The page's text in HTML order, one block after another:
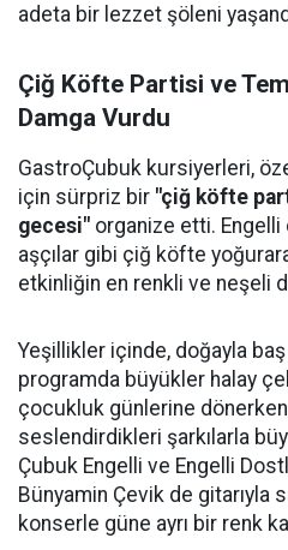
adeta bir lezzet şöleni
Çiğ Köfte Partisi ve
Damga Vurdu
GastroÇubuk kursiyerleri,
için sürpriz bir "çiğ köfte
gecesi" organize etti.
aşçılar gibi çiğ köfte
etkinliğin en renkli ve neşeli
Yeşillikler içinde, doğayla
programda büyükler halay
çocukluk günlerine
seslendirdikleri şarkılarla
Çubuk Engelli ve Engelli
Bünyamin Çevik de gitarıyla
konserle güne ayrı bir renk